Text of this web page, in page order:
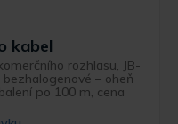
kabel
rozhlasu, JB-
– oheň
po 100 m, cena